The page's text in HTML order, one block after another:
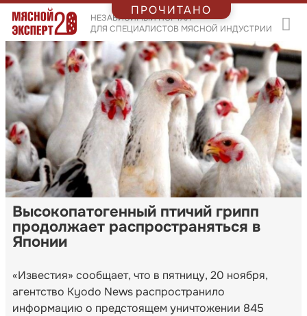
НЕЗАВИСИМЫЙ ПОРТАЛ
ДЛЯ СПЕЦИАЛИСТОВ МЯСНОЙ ИНДУСТРИИ
Высокопатогенный птичий грипп
продолжает распространяться в
Японии
«Известия» сообщает, что в пятницу, 20 ноября,
агентство Kyodo News распространило
информацию о предстоящем уничтожении 845
ПРОЧИТАНО